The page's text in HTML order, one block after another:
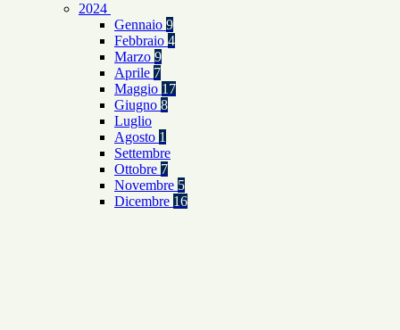
2024
Gennaio 9
Febbraio 4
Marzo 9
Aprile 7
Maggio 17
Giugno 8
Luglio
Agosto 1
Settembre
Ottobre 7
Novembre 5
Dicembre 16